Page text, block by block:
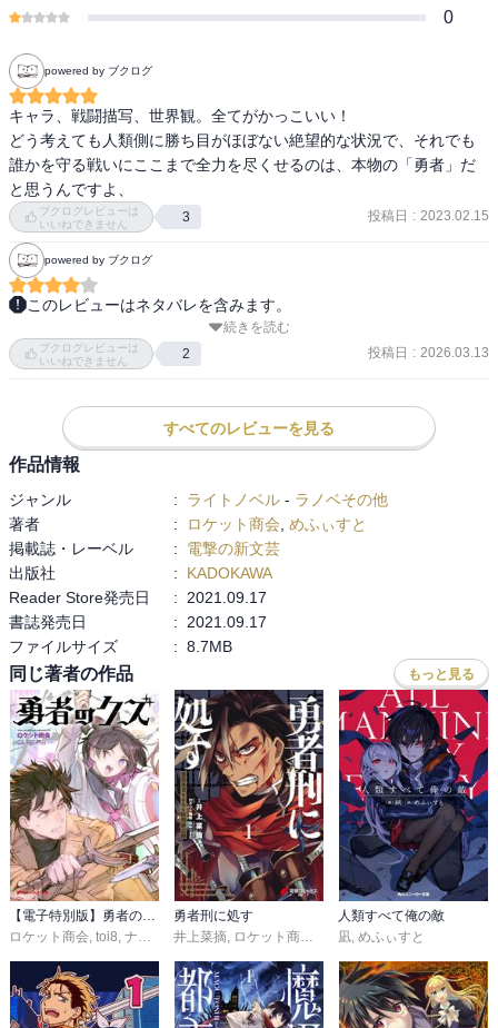
0
powered by ブクログ
キャラ、戦闘描写、世界観。全てがかっこいい！
どう考えても人類側に勝ち目がほぼない絶望的な状況で、それでも
誰かを守る戦いにここまで全力を尽くせるのは、本物の「勇者」だ
と思うんですよ、
ブクログレビューは
いいねできません
3 投稿日 : 2023.02.15
powered by ブクログ
このレビューはネタバレを含みます。
本作を読み進めてまず強く印象に残るのは、「勇者」という言葉に
付与されてきた輝かしいイメージを、あえて反転させたその大胆な
制度のもとで、罪を背負った者たちが魔物との戦場へと送り込まれ
ていくという設定は、物語の冒頭から読者を重く静かな世界へと引
き込む。その実態は命を賭して戦うことを強いられた懲罰者たちで
あり、この矛盾を抱えた構図こそが作品の核となっている。
懲罰勇者9004隊に集められた面々は、いずれも過去に罪を負い、社
会から外れた場所へと追いやられた者たちである。しかし彼らは決
して単なる「使い捨ての兵士」として描かれているわけではない。
それぞれが異なる過去や価値観を抱えながら、極限の戦場の中でわ
ずかな信頼や連帯を築いていく姿は、人間の強さと脆さを同時に浮
かび上がらせる。荒々しい言葉の応酬や皮肉めいた会話の奥に、彼
らの人間らしい温度が垣間見える瞬間があり、その点が本作を単な
る暗い戦記に終わらせない魅力となっている。
また、魔物との戦闘や戦場の描写には一切の甘さがない。命が常に
危うい場所であるからこそ、登場人物たちの一つひとつの選択や行
動が重く響く。誰もが確かな未来を約束されていない世界の中で、
それでも前に進もうとする姿には、静かな力強さが宿っている。過
酷な状況であるほど、人間という存在の本質が浮かび上がるという
ことを、この作品は雄弁に物語っているように思える。
重く厳しい世界観の中にありながら、本作は決して絶望だけを描い
ているわけではない。罪を背負った者たちが戦いの中で見せる矜持
や意地、そしてわずかな希望の芽が、物語に確かな奥行きを与えて
いる。英雄という言葉の意味を改めて問い直しながら、人がどのよ
うに生き、どのように価値を見いだしていくのかを静かに描き出
続きを読む
ブクログレビューは
いいねできません
2 投稿日 : 2026.03.13
すべてのレビューを見る
作品情報
ジャンル : ライトノベル - ラノベその他
著者
: ロケット商会 めふぃすと
掲載誌・レーベル
:
電撃の新文芸
出版社
:
KADOKAWA
Reader Store発売日
:
2021.09.17
書誌発売日
:
2021.09.17
ファイルサイズ
: 8.7MB
同じ著者の作品 もっと見る
【電子特別版】勇者のクズ
ロケット商会, toi8, ナカシマ723
勇者刑に処す
井上菜摘, ロケット商会 めふぃすと
人類すべて俺の敵
凪, めふぃすと